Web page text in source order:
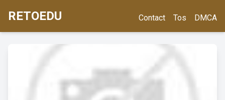
RETOEDU Contact Tos DMCA